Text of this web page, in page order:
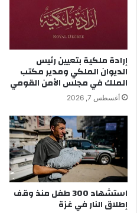
إرادة ملكية بتعيين رئيس
الديوان الملكي ومدير مكتب
الملك في مجلس الأمن القومي
أغسطس 7, 2026
استشهاد 300 طفل منذ وقف
إطلاق النار في غزة